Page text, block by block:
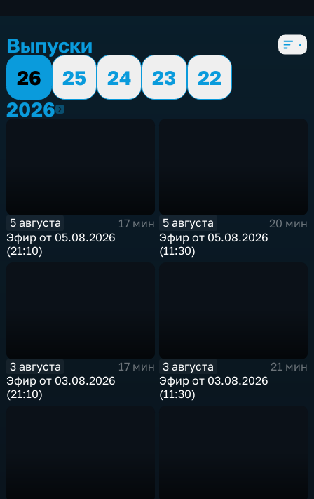
Выпуски
26
25 24 23
22
20262026
5 августа
17 мин
Эфир от 05.08.2026
(21:10)
5 августа
20 мин
Эфир от 05.08.2026
(11:30)
3 августа
17 мин
Эфир от 03.08.2026
(21:10)
3 августа
21 мин
Эфир от 03.08.2026
(11:30)